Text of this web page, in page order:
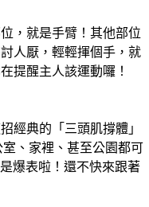
，就是手臂！其他部位
人厭，輕輕揮個手，就
提醒主人該運動囉！
經典的「三頭肌撐體」
、家裡、甚至公園都可
爆表啦！還不快來跟著